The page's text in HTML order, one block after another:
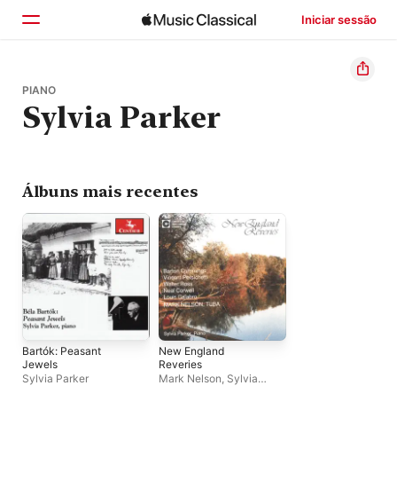
Iniciar sessão
Início
Explorar
PIANO
Sylvia Parker
Álbuns mais recentes
Bartók: Peasant
Jewels
Sylvia Parker
New England
Reveries
Mark Nelson, Sylvia